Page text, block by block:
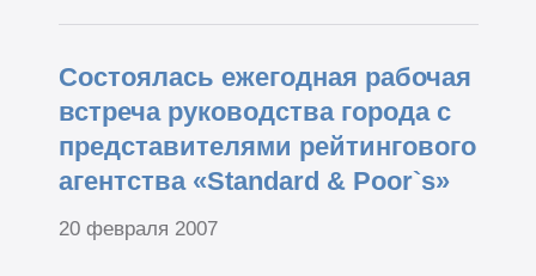
Cостоялась ежегодная рабочая
встреча руководства города с
представителями рейтингового
агентства «Standard & Poor`s»
20 февраля 2007